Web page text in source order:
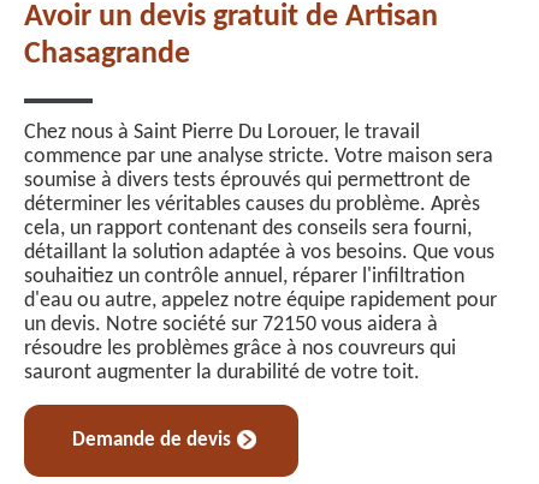
Avoir un devis gratuit de Artisan
Chasagrande
Chez nous à Saint Pierre Du Lorouer, le travail
commence par une analyse stricte. Votre maison sera
soumise à divers tests éprouvés qui permettront de
déterminer les véritables causes du problème. Après
cela, un rapport contenant des conseils sera fourni,
détaillant la solution adaptée à vos besoins. Que vous
souhaitiez un contrôle annuel, réparer l'infiltration
d'eau ou autre, appelez notre équipe rapidement pour
un devis. Notre société sur 72150 vous aidera à
résoudre les problèmes grâce à nos couvreurs qui
sauront augmenter la durabilité de votre toit.
Demande de devis